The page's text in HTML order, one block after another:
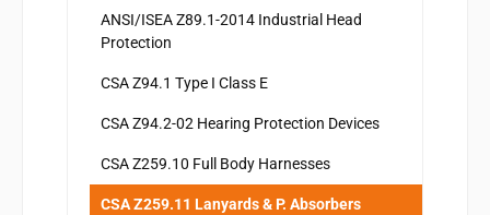
ANSI/ISEA Z89.1-2014 Industrial Head
Protection
CSA Z94.1 Type I Class E
CSA Z94.2-02 Hearing Protection Devices
CSA Z259.10 Full Body Harnesses
CSA Z259.11 Lanyards & P. Absorbers